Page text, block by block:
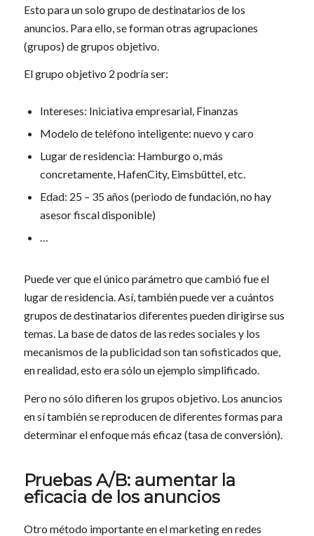
Esto para un solo grupo de destinatarios de los
anuncios. Para ello, se forman otras agrupaciones
(grupos) de grupos objetivo.
El grupo objetivo 2 podría ser:
Intereses: Iniciativa empresarial, Finanzas
Modelo de teléfono inteligente: nuevo y caro
Lugar de residencia: Hamburgo o, más
concretamente, HafenCity, Eimsbüttel, etc.
Edad: 25 – 35 años (periodo de fundación, no hay
asesor fiscal disponible)
…
Puede ver que el único parámetro que cambió fue el
lugar de residencia. Así, también puede ver a cuántos
grupos de destinatarios diferentes pueden dirigirse sus
temas. La base de datos de las redes sociales y los
mecanismos de la publicidad son tan sofisticados que,
en realidad, esto era sólo un ejemplo simplificado.
Pero no sólo difieren los grupos objetivo. Los anuncios
en sí también se reproducen de diferentes formas para
determinar el enfoque más eficaz (tasa de conversión).
Pruebas A/B: aumentar la
eficacia de los anuncios
Otro método importante en el marketing en redes